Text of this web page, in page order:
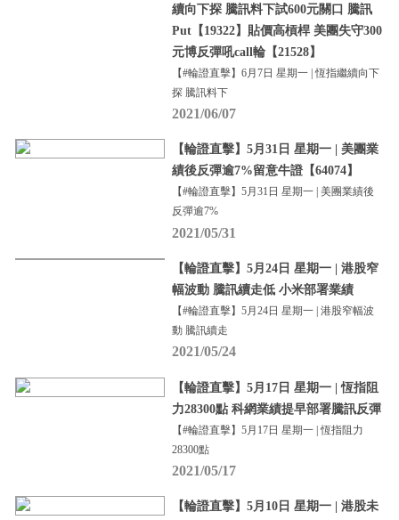
續向下探 騰訊料下試600元關口 騰訊
Put【19322】貼價高槓桿 美團失守300
元博反彈吼call輪【21528】
【#輪證直擊】6月7日 星期一 | 恆指繼續向下
探 騰訊料下
2021/06/07
【輪證直擊】5月31日 星期一 | 美團業
績後反彈逾7%留意牛證【64074】
【#輪證直擊】5月31日 星期一 | 美團業績後
反彈逾7%
2021/05/31
【輪證直擊】5月24日 星期一 | 港股窄
幅波動 騰訊續走低 小米部署業績
【#輪證直擊】5月24日 星期一 | 港股窄幅波
動 騰訊續走
2021/05/24
【輪證直擊】5月17日 星期一 | 恆指阻
力28300點 科網業績提早部署騰訊反彈
【#輪證直擊】5月17日 星期一 | 恆指阻力
28300點
2021/05/17
【輪證直擊】5月10日 星期一 | 港股未